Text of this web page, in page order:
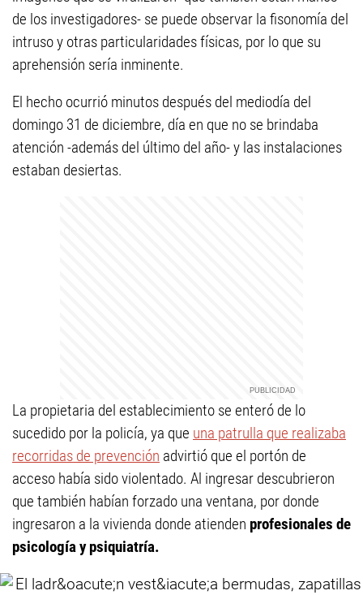
de los investigadores- se puede observar la fisonomía del
intruso y otras particularidades físicas, por lo que su
aprehensión sería inminente.
El hecho ocurrió minutos después del mediodía del
domingo 31 de diciembre, día en que no se brindaba
atención -además del último del año- y las instalaciones
estaban desiertas.
La propietaria del establecimiento se enteró de lo
sucedido por la policía, ya que una patrulla que realizaba
recorridas de prevención advirtió que el portón de
acceso había sido violentado. Al ingresar descubrieron
que también habían forzado una ventana, por donde
ingresaron a la vivienda donde atienden profesionales de
psicología y psiquiatría.